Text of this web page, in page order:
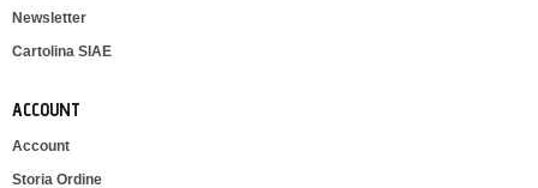
Newsletter
Cartolina SIAE
ACCOUNT
Account
Storia Ordine